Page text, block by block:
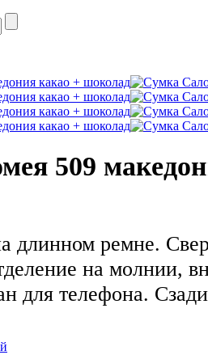
509
длинном ремне.
на молнии,
для телефона.